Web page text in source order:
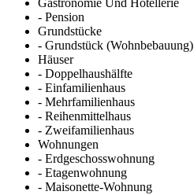
Gastronomie Und Hotellerie
- Pension
Grundstücke
- Grundstück (Wohnbebauung)
Häuser
- Doppelhaushälfte
- Einfamilienhaus
- Mehrfamilienhaus
- Reihenmittelhaus
- Zweifamilienhaus
Wohnungen
- Erdgeschosswohnung
- Etagenwohnung
- Maisonette-Wohnung